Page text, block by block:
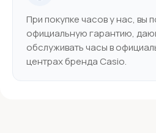
При покупке часов у нас, вы
официальную гарантию,
обслуживать часы в
центрах бренда Casio.